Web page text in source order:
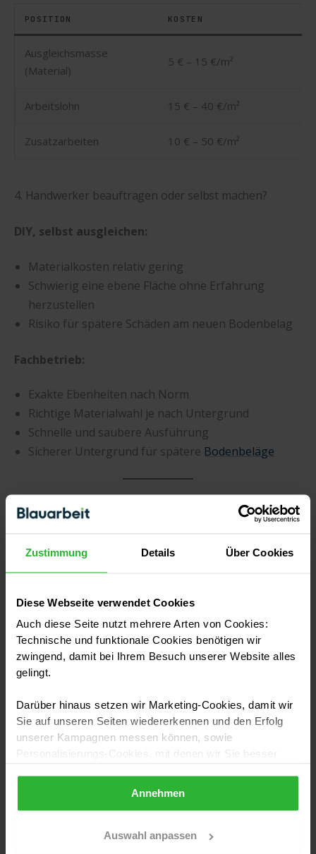
Zustimmung Details Über Cookies
Diese Webseite verwendet Cookies
Auch diese Seite nutzt mehrere Arten von Cookies:
Technische und funktionale Cookies benötigen wir
zwingend, damit bei Ihrem Besuch unserer Website alles
gelingt.
Darüber hinaus setzen wir Marketing-Cookies, damit wir
Sie auf unseren Seiten wiedererkennen und den Erfolg
unserer Kampagnen messen können, sowie
Personalisierungs-Cookies, mit denen wir Sie besser
jederzeit über Ihren Browser tun. Sie können natürlich
Annehmen
Auswahl anpassen
POSITION KOSTEN
Ausgleichsmasse
(Material)
5 € – 15 €/m²
Arbeitslohn 15 € – 40 €/m²
Zusatzarbeiten 10 € – 50 €/m²
4. Handwerker beauftragen oder selbst machen?
DIY, selbst ausgleichen:
Materialkosten relativ gering
Schwierig eine ebene Fläche ohne Erfahrung
herzustellen
Risiko für spätere Schäden am neuen Bodenbelag
Fachbetrieb:
Exakte Ebenheiten nach Norm
Richtige Materialwahl je nach Untergrund
Schnelle und saubere Ausführung
Sicherer Untergrund für spätere Bodenbeläge
5. Jetzt Angebote für einen Bodenausgleich erhalten
Du willst deinen Boden professionell ausgleichen
lassen?
Bodenausgleichund vergleiche Handwerksbetriebe
aus deiner Region.
Schnell. Kostenlos. Regional.
Fachbetriebe für deinen Bodenausgleich finden.
Corinna Fröhling